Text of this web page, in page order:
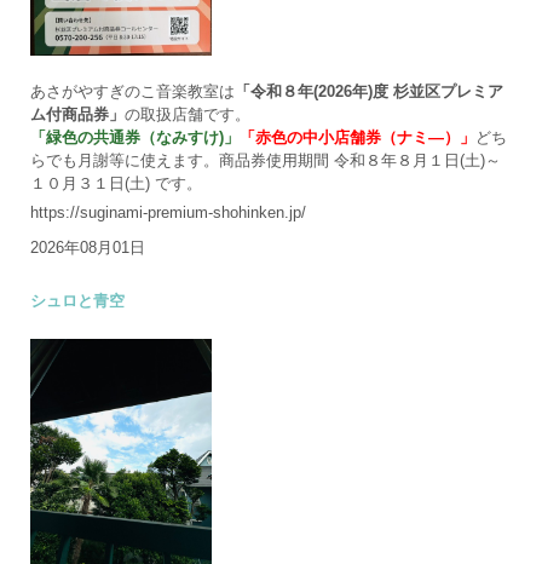
あさがやすぎのこ音楽教室は 「令和８年(2026年)度 杉並区プレミア
ム付商品券」 の取扱店舗です。
「緑色の共通券（なみすけ)」
「赤色の中小店舗券（ナミ―）」 どち
らでも月謝等に使えます。商品券使用期間 令和８年８月１日(土)～
１０月３１日(土) です。
https://suginami-premium-shohinken.jp/
2026年08月01日
シュロと青空